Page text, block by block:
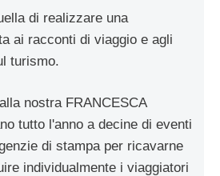
di realizzare una
ai racconti di viaggio e agli
turismo.
nostra FRANCESCA
tutto l'anno a decine di eventi
di stampa per ricavarne
individualmente i viaggiatori